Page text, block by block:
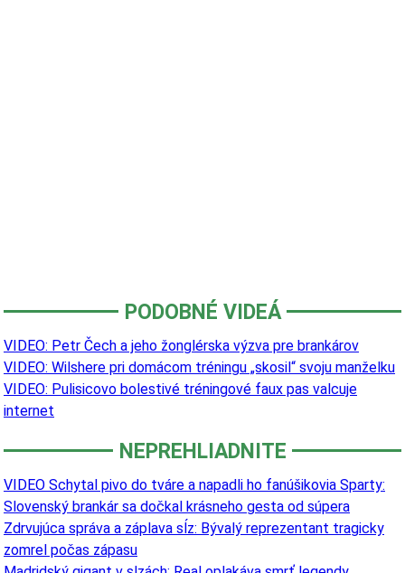
PODOBNÉ VIDEÁ
VIDEO: Petr Čech a jeho žonglérska výzva pre brankárov
VIDEO: Wilshere pri domácom tréningu „skosil“ svoju manželku
VIDEO: Pulisicovo bolestivé tréningové faux pas valcuje
internet
NEPREHLIADNITE
VIDEO Schytal pivo do tváre a napadli ho fanúšikovia Sparty:
Slovenský brankár sa dočkal krásneho gesta od súpera
Zdrvujúca správa a záplava sĺz: Bývalý reprezentant tragicky
zomrel počas zápasu